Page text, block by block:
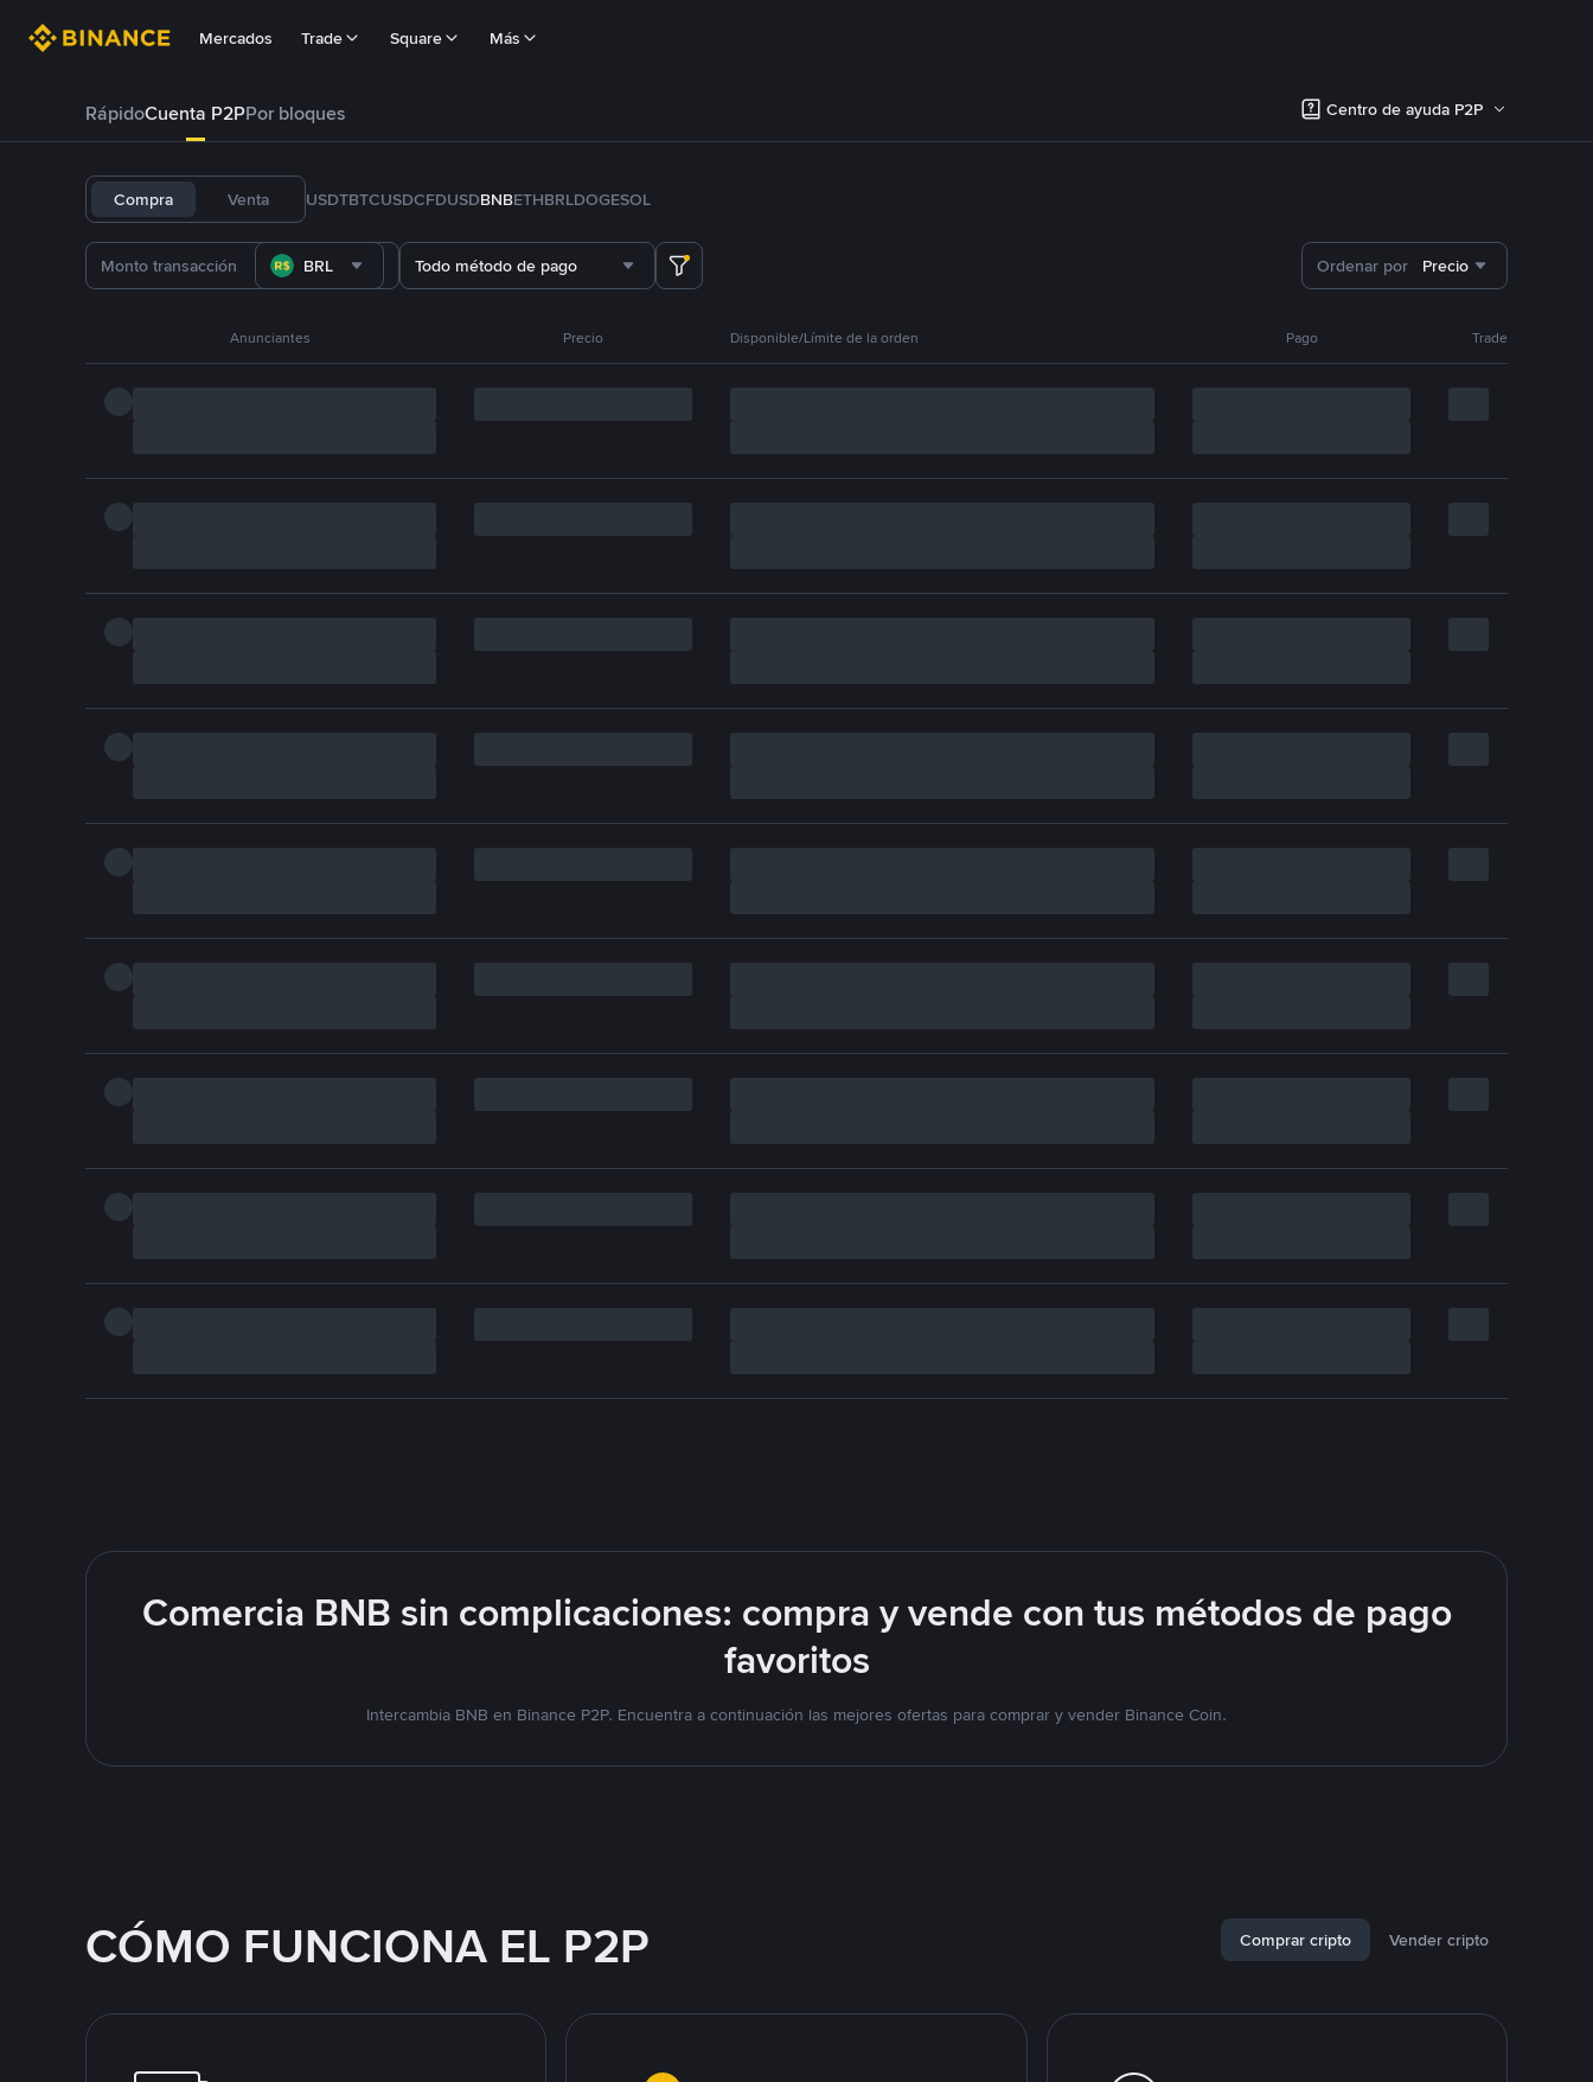
Mercados Trade Square Más
RápidoCuenta P2PPor bloques Centro de ayuda P2P
Compra Venta USDTBTCUSDCFDUSDBNBETHBRLDOGESOL
BRL Todo método de pago Ordenar por Precio
Anunciantes Precio Disponible/Límite de la orden Pago Trade
Comercia BNB sin complicaciones: compra y vende con tus métodos de pago
favoritos
Intercambia BNB en Binance P2P. Encuentra a continuación las mejores ofertas para comprar y vender Binance Coin.
CÓMO FUNCIONA EL P2P Comprar cripto Vender cripto